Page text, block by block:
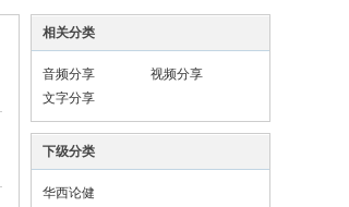
相关分类
音频分享
视频分享
文字分享
下级分类
华西论健